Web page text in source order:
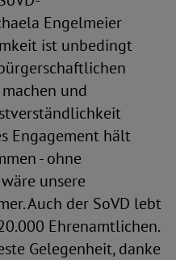
Engelmeier
ist unbedingt
und
Engagement hält
- ohne
unsere
Auch der SoVD lebt
Ehrenamtlichen.
Gelegenheit, danke